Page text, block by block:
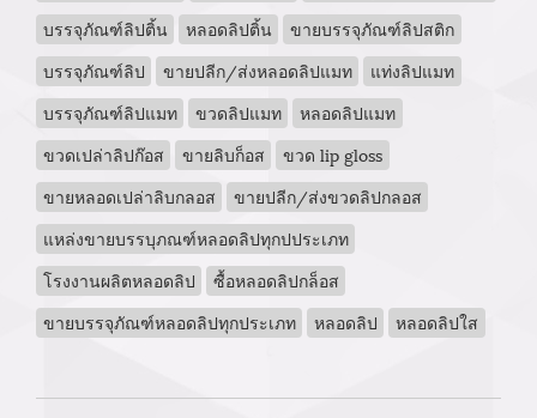
บรรจุภัณฑ์ลิปติ้น
หลอดลิปติ้น
ขายบรรจุภัณฑ์ลิปสติก
บรรจุภัณฑ์ลิป
ขายปลีก/ส่งหลอดลิปแมท
แท่งลิปแมท
บรรจุภัณฑ์ลิปแมท
ขวดลิปแมท
หลอดลิปแมท
ขวดเปล่าลิปก๊อส
ขายลิบก็อส
ขวด lip gloss
ขายหลอดเปล่าลิบกลอส
ขายปลีก/ส่งขวดลิปกลอส
แหล่งขายบรรบุภณฑ์หลอดลิปทุกปประเภท
โรงงานผลิตหลอดลิป
ซื้อหลอดลิปกล็อส
ขายบรรจุภัณฑ์หลอดลิปทุกประเภท
หลอดลิป หลอดลิปใส